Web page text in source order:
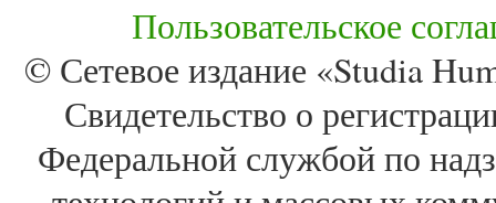
Пользовательское
© Сетевое издание «Studia
Свидетельство о
Федеральной службой по